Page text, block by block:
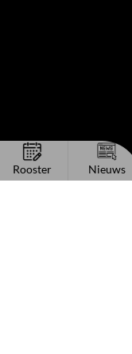
Rooster Nieuws